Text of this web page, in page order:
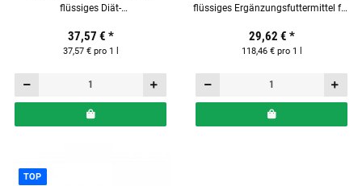
flüssiges Diät-
37,57 € *
37,57 € pro 1 l
flüssiges Ergänzungsfuttermittel für
29,62 € *
118,46 € pro 1 l
TOP